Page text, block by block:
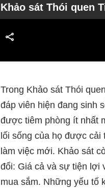
Khảo sát Thói quen
Trong Khảo sát Thói
đáp viên hiện đang sinh
được tiêm phòng ít nhất
lối sống của họ được
làm việc mới. Khảo sát
đổi: Giá cả và sự tiện lợi
mua sắm. Những yếu tố